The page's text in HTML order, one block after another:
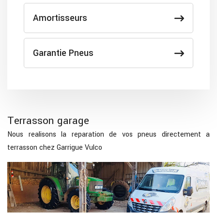
Amortisseurs
Garantie Pneus
Terrasson garage
Nous realisons la reparation de vos pneus directement a
terrasson chez Garrigue Vulco